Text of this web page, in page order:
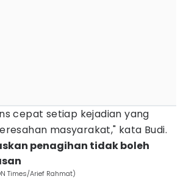
cepat setiap kejadian yang
masyarakat," kata Budi.
penagihan tidak boleh
Times/Arief Rahmat)